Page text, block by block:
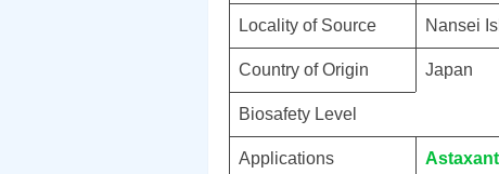
Locality of Source Nansei
Country of Origin Japan
Biosafety Level
Applications